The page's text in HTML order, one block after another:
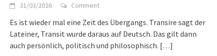
31/03/2026 Comment
Es ist wieder mal eine Zeit des Übergangs. Transire sagt der
Lateiner, Transit wurde daraus auf Deutsch. Das gilt dann
auch persönlich, politisch und philosophisch. […]